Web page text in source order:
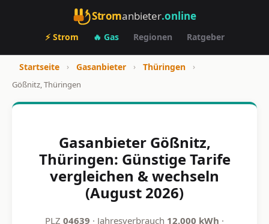
Stromanbieter.online
⚡ Strom 🔥 Gas Regionen Ratgeber
Startseite › Gasanbieter › Thüringen
›
Gößnitz, Thüringen
Gasanbieter Gößnitz,
Thüringen: Günstige Tarife
vergleichen & wechseln
(August 2026)
PLZ 04639 · Jahresverbrauch 12.000 kWh ·